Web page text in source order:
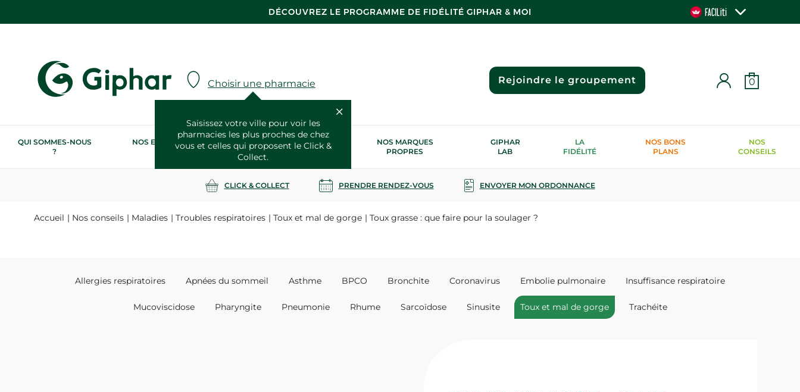
DÉCOUVREZ LE PROGRAMME DE FIDÉLITÉ GIPHAR & MOI
Choisir une pharmacie
Saisissez votre ville pour voir les
pharmacies les plus proches de chez
vous et celles qui proposent le Click &
Collect.
Rejoindre le groupement 0
QUI SOMMES-NOUS
?
NOS ENGAGEMENTS
RSE
NOS SERVICES
SANTÉ
NOS MARQUES
PROPRES
GIPHAR
LAB
LA
FIDÉLITÉ
NOS BONS
PLANS
NOS
CONSEILS
CLICK & COLLECT PRENDRE RENDEZ-VOUS ENVOYER MON ORDONNANCE
Accueil Nos conseils Maladies Troubles respiratoires Toux et mal de gorge Toux grasse : que faire pour la soulager ?
Allergies respiratoires Apnées du sommeil Asthme BPCO Bronchite Coronavirus Embolie pulmonaire Insuffisance respiratoire
Mucoviscidose Pharyngite Pneumonie Rhume Sarcoïdose Sinusite Toux et mal de gorge Trachéite